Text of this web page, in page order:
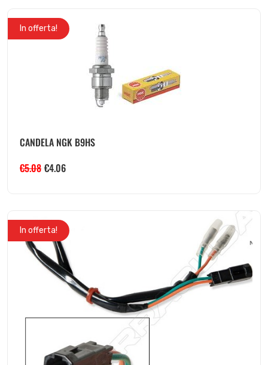
In offerta!
CANDELA NGK B9HS
€5.08 €4.06
In offerta!